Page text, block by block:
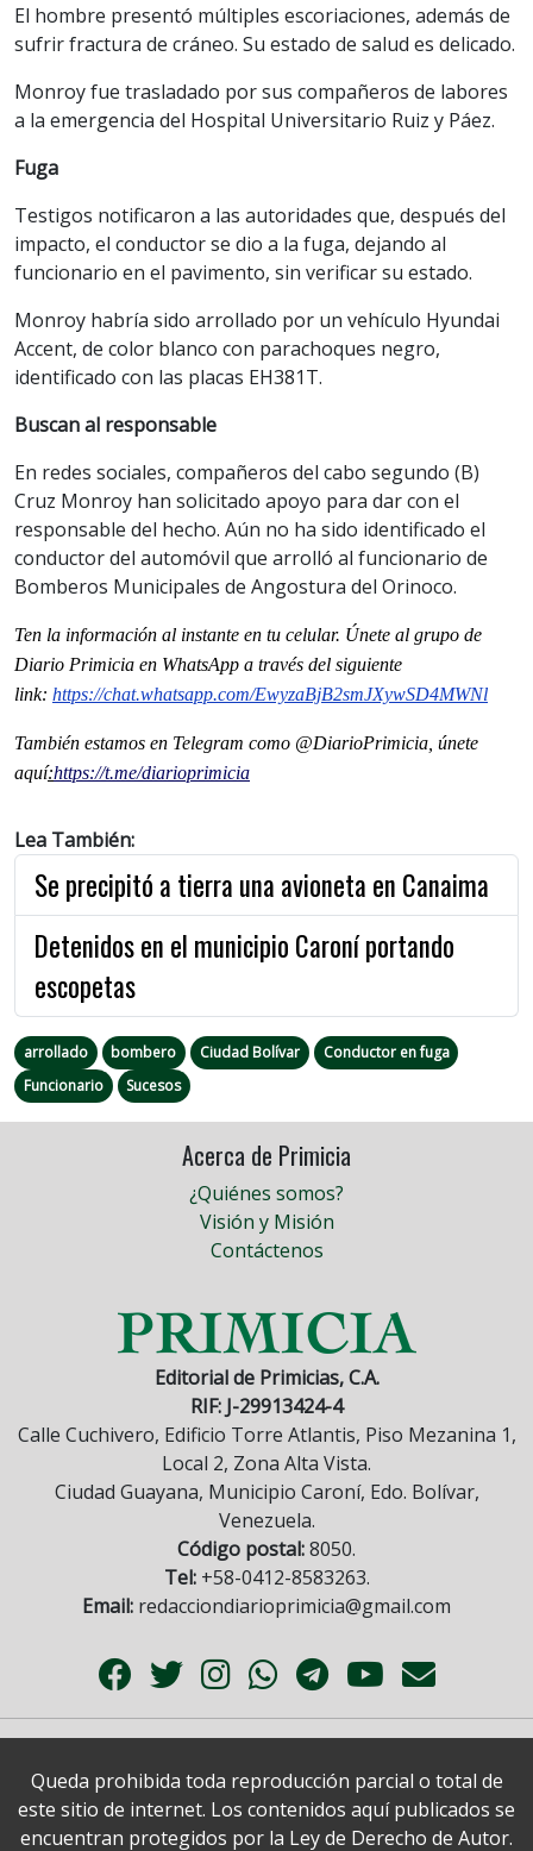
El hombre presentó múltiples escoriaciones, además de
sufrir fractura de cráneo. Su estado de salud es delicado.
Monroy fue trasladado por sus compañeros de labores
a la emergencia del Hospital Universitario Ruiz y Páez.
Fuga
Testigos notificaron a las autoridades que, después del
impacto, el conductor se dio a la fuga, dejando al
funcionario en el pavimento, sin verificar su estado.
Monroy habría sido arrollado por un vehículo Hyundai
Accent, de color blanco con parachoques negro,
identificado con las placas EH381T.
Buscan al responsable
En redes sociales, compañeros del cabo segundo (B)
Cruz Monroy han solicitado apoyo para dar con el
responsable del hecho. Aún no ha sido identificado el
conductor del automóvil que arrolló al funcionario de
Bomberos Municipales de Angostura del Orinoco.
Ten la información al instante en tu celular. Únete al grupo de
Diario Primicia en WhatsApp a través del siguiente
link: https://chat.whatsapp.com/EwyzaBjB2smJXywSD4MWNl
También estamos en Telegram como @DiarioPrimicia, únete
aquí:https://t.me/diarioprimicia
Lea También:
Se precipitó a tierra una avioneta en Canaima
Detenidos en el municipio Caroní portando
escopetas
arrollado bombero Ciudad Bolívar
Conductor en fuga
Funcionario
Sucesos
Acerca de Primicia
¿Quiénes somos?
Visión y Misión
Contáctenos
Editorial de Primicias, C.A.
RIF: J-29913424-4
Calle Cuchivero, Edificio Torre Atlantis, Piso Mezanina 1,
Local 2, Zona Alta Vista.
Ciudad Guayana, Municipio Caroní, Edo. Bolívar,
Venezuela.
Código postal:8050.
Tel:+58-0412-8583263.
Email: redacciondiarioprimicia@gmail.com
Queda prohibida toda reproducción parcial o total de
este sitio de internet. Los contenidos aquí publicados se
encuentran protegidos por la Ley de Derecho de Autor.